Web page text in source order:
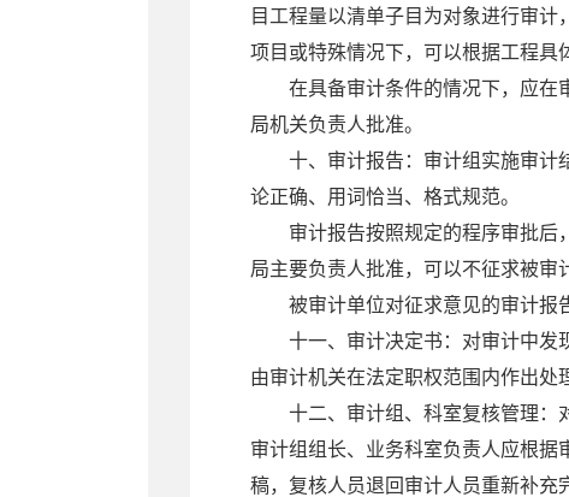
目工程量以清单子目为对象进行审
项目或特殊情况下，可以根据工程具
在具备审计条件的情况下，应在
局机关负责人批准。
十、审计报告：审计组实施审计
论正确、用词恰当、格式规范。
审计报告按照规定的程序审批后
局主要负责人批准，可以不征求被审
被审计单位对征求意见的审计报
十一、审计决定书：对审计中发
由审计机关在法定职权范围内作出处
十二、审计组、科室复核管理：
审计组组长、业务科室负责人应根
稿，复核人员退回审计人员重新补充